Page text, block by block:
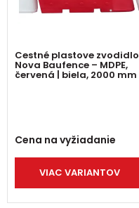
Cestné plastove zvodidlo
Nova Baufence – MDPE,
červená | biela, 2000 mm
Cena na vyžiadanie
VIAC VARIANTOV